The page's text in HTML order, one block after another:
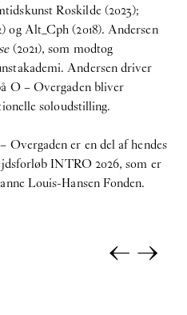
Roskilde (2023);
og Alt_Cph (2018). Andersen
(2021), som modtog
Andersen driver
O – Overgaden bliver
soloudstilling.
Overgaden er en del af hendes
INTRO 2026, som er
Louis-Hansen Fonden.
←→